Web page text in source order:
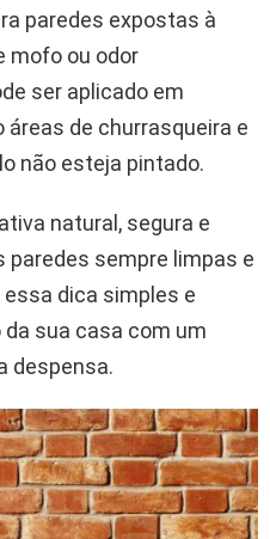
paredes expostas à
mofo ou odor
ser aplicado em
de churrasqueira e
não esteja pintado.
natural, segura e
paredes sempre limpas e
dica simples e
sua casa com um
despensa.